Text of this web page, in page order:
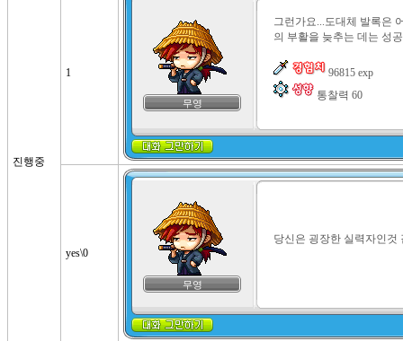
진행중
1
무영
그런가요...도대체 발록은
의 부활을 늦추는 데는 성
통찰력 60
yes\0
무영
당신은 굉장한 실력자인것